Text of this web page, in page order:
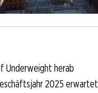
Underweight herab
2025 erwartet